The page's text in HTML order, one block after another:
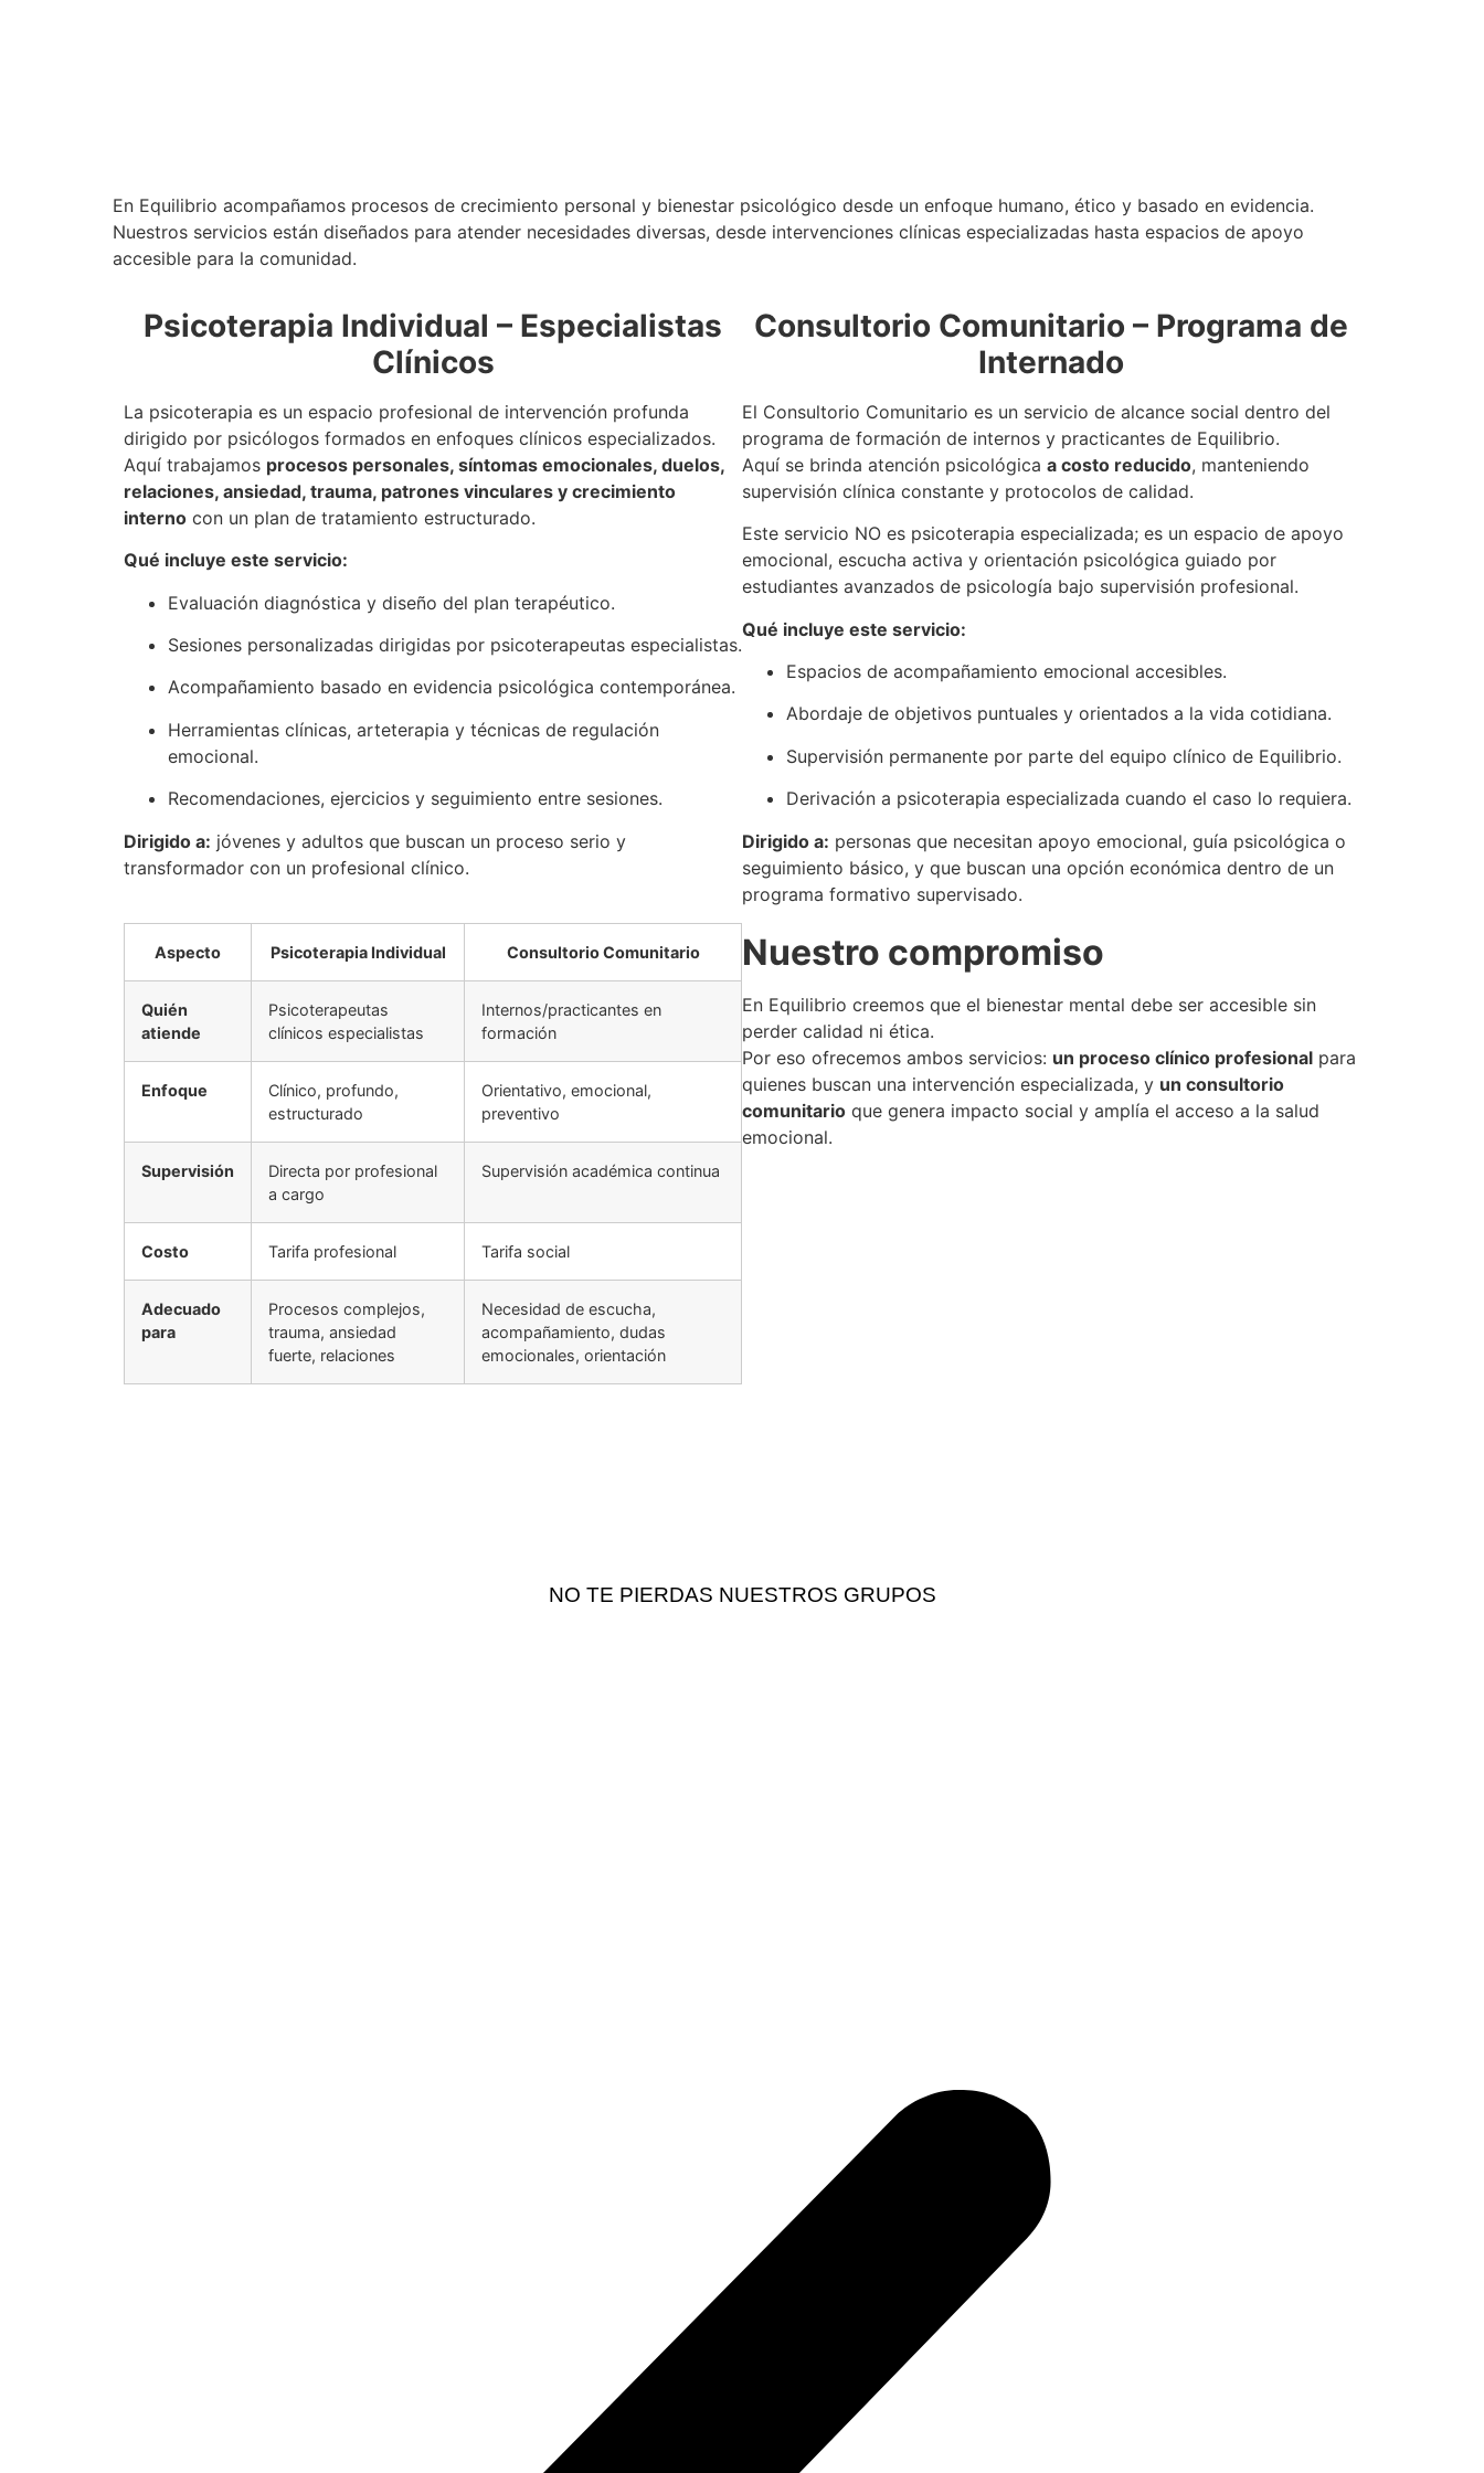
En Equilibrio acompañamos procesos de crecimiento personal y bienestar psicológico desde un enfoque humano, ético y basado en evidencia.
Nuestros servicios están diseñados para atender necesidades diversas, desde intervenciones clínicas especializadas hasta espacios de apoyo
accesible para la comunidad.
Psicoterapia Individual – Especialistas
Clínicos
La psicoterapia es un espacio profesional de intervención profunda
dirigido por psicólogos formados en enfoques clínicos especializados.
Aquí trabajamos procesos personales, síntomas emocionales, duelos,
relaciones, ansiedad, trauma, patrones vinculares y crecimiento
interno con un plan de tratamiento estructurado.
Qué incluye este servicio:
Evaluación diagnóstica y diseño del plan terapéutico.
Sesiones personalizadas dirigidas por psicoterapeutas especialistas.
Acompañamiento basado en evidencia psicológica contemporánea.
Herramientas clínicas, arteterapia y técnicas de regulación
emocional.
Recomendaciones, ejercicios y seguimiento entre sesiones.
Dirigido a: jóvenes y adultos que buscan un proceso serio y
transformador con un profesional clínico.
Consultorio Comunitario – Programa de
Internado
El Consultorio Comunitario es un servicio de alcance social dentro del
programa de formación de internos y practicantes de Equilibrio.
Aquí se brinda atención psicológica a costo reducido, manteniendo
supervisión clínica constante y protocolos de calidad.
Este servicio NO es psicoterapia especializada; es un espacio de apoyo
emocional, escucha activa y orientación psicológica guiado por
estudiantes avanzados de psicología bajo supervisión profesional.
Qué incluye este servicio:
Espacios de acompañamiento emocional accesibles.
Abordaje de objetivos puntuales y orientados a la vida cotidiana.
Supervisión permanente por parte del equipo clínico de Equilibrio.
Derivación a psicoterapia especializada cuando el caso lo requiera.
Dirigido a: personas que necesitan apoyo emocional, guía psicológica o
seguimiento básico, y que buscan una opción económica dentro de un
programa formativo supervisado.
Aspecto Psicoterapia Individual Consultorio Comunitario
Quién
atiende
Psicoterapeutas
clínicos especialistas
Internos/practicantes en
formación
Enfoque
Clínico, profundo,
estructurado
Orientativo, emocional,
preventivo
Supervisión
Directa por profesional
a cargo
Supervisión académica continua
Costo Tarifa profesional Tarifa social
Adecuado
para
Procesos complejos,
trauma, ansiedad
fuerte, relaciones
Necesidad de escucha,
acompañamiento, dudas
emocionales, orientación
Nuestro compromiso
En Equilibrio creemos que el bienestar mental debe ser accesible sin
perder calidad ni ética.
Por eso ofrecemos ambos servicios: un proceso clínico profesional para
quienes buscan una intervención especializada, y un consultorio
comunitario que genera impacto social y amplía el acceso a la salud
emocional.
NO TE PIERDAS NUESTROS GRUPOS